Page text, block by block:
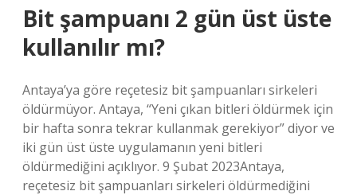
Bit şampuanı 2 gün üst üste
kullanılır mı?
Antaya’ya göre reçetesiz bit şampuanları sirkeleri
öldürmüyor. Antaya, “Yeni çıkan bitleri öldürmek için
bir hafta sonra tekrar kullanmak gerekiyor” diyor ve
iki gün üst üste uygulamanın yeni bitleri
öldürmediğini açıklıyor. 9 Şubat 2023Antaya,
reçetesiz bit şampuanları sirkeleri öldürmediğini